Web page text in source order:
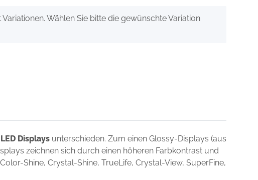
Variationen. Wählen Sie bitte die gewünschte Variation
LED Displays unterschieden. Zum einen Glossy-Displays (aus
zeichnen sich durch einen höheren Farbkontrast und
Shine, Crystal-Shine, TrueLife, Crystal-View, SuperFine,